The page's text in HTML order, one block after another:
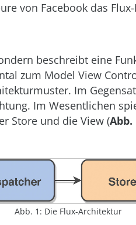
von Facebook das
beschreibt eine
zum Model View
Im
Im Wesentlichen
Store und die View (Abb.
Abb. 1: Die Flux-Architektur